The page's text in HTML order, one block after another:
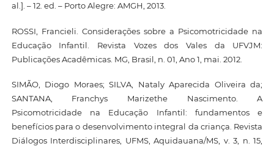
al.]. – 12. ed. – Porto Alegre: AMGH, 2013.
ROSSI, Francieli. Considerações sobre a Psicomotricidade na
Educação Infantil. Revista Vozes dos Vales da UFVJM:
Publicações Acadêmicas. MG, Brasil, n. 01, Ano 1, mai. 2012.
SIMÃO, Diogo Moraes; SILVA, Nataly Aparecida Oliveira da;
SANTANA, Franchys Marizethe Nascimento. A
Psicomotricidade na Educação Infantil: fundamentos e
benefícios para o desenvolvimento integral da criança. Revista
Diálogos Interdisciplinares, UFMS, Aquidauana/MS, v. 3, n. 15,